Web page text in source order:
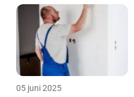
05 juni 2025